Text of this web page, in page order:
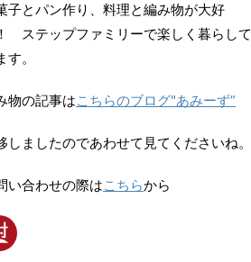
子とパン作り、料理と編み物が大好
ステップファミリーで楽しく暮らして
す。
物の記事はこちらのブログ"あみーず”
しましたのであわせて見てくださいね。
い合わせの際はこちらから